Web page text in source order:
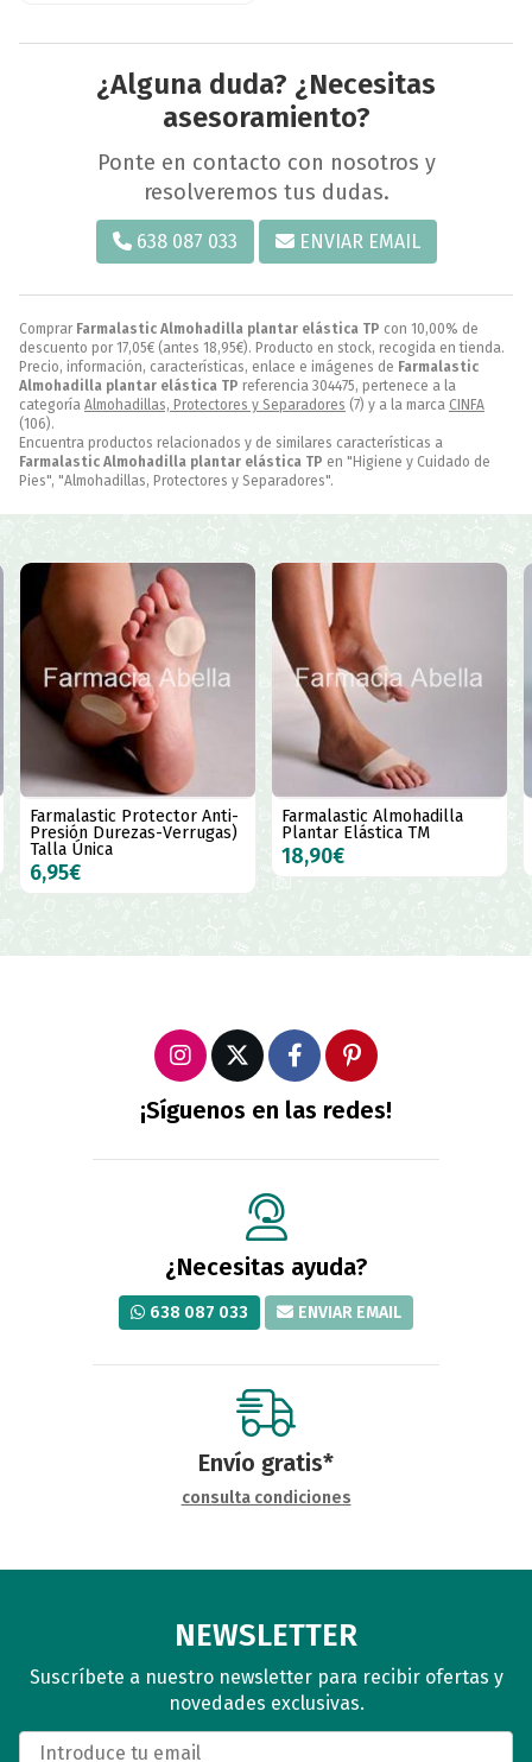
Comprar Farmalastic Almohadilla plantar elástica TP con 10,00% de
descuento por 17,05€ (antes 18,95€). Producto en stock, recogida en tienda.
Precio, información, características, enlace e imágenes de Farmalastic
Almohadilla plantar elástica TP referencia 304475, pertenece a la
categoría Almohadillas, Protectores y Separadores (7) y a la marca CINFA
(106).
Encuentra productos relacionados y de similares características a
Farmalastic Almohadilla plantar elástica TP en "Higiene y Cuidado de
Pies", "Almohadillas, Protectores y Separadores".
¿Alguna duda? ¿Necesitas
asesoramiento?
Ponte en contacto con nosotros y
resolveremos tus dudas.
638 087 033 ENVIAR EMAIL
Farmalastic Protector Anti-
Presión Durezas-Verrugas)
Talla Única
6,95€
Farmalastic Almohadilla
Plantar Elástica TM
18,90€
¡Síguenos en las redes!
¿Necesitas ayuda?
638 087 033 ENVIAR EMAIL
Envío gratis*
consulta condiciones
NEWSLETTER
Suscríbete a nuestro newsletter para recibir ofertas y
novedades exclusivas.